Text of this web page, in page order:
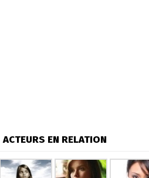
ACTEURS EN RELATION